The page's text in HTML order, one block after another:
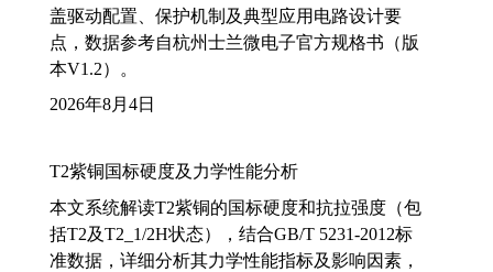
盖驱动配置、保护机制及典型应用电路设计要
点，数据参考自杭州士兰微电子官方规格书（版
本V1.2）。
2026年8月4日
T2紫铜国标硬度及力学性能分析
本文系统解读T2紫铜的国标硬度和抗拉强度（包
括T2及T2_1/2H状态），结合GB/T 5231-2012标
准数据，详细分析其力学性能指标及影响因素，